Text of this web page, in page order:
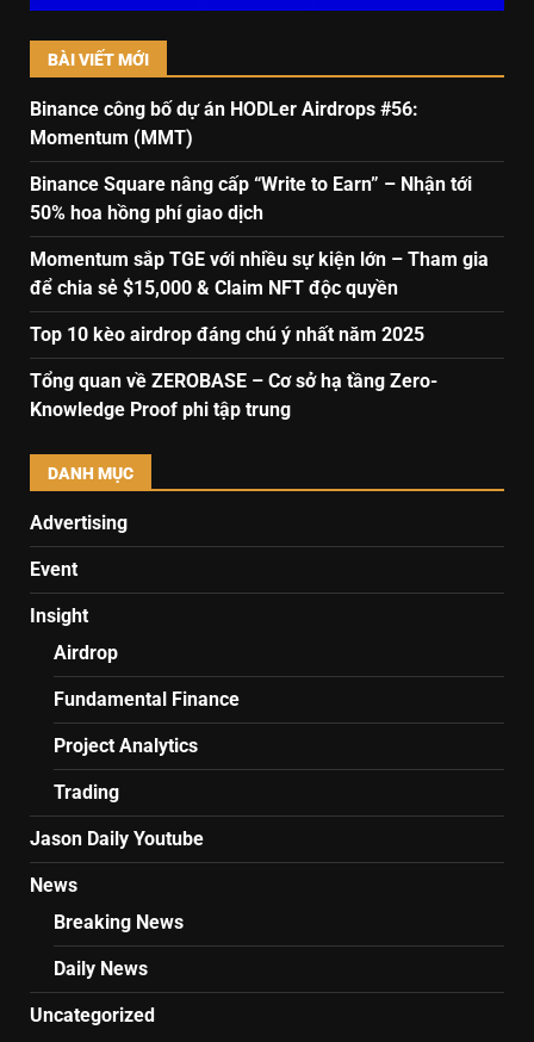
BÀI VIẾT MỚI
Binance công bố dự án HODLer Airdrops #56:
Momentum (MMT)
Binance Square nâng cấp “Write to Earn” – Nhận tới
50% hoa hồng phí giao dịch
Momentum sắp TGE với nhiều sự kiện lớn – Tham gia
để chia sẻ $15,000 & Claim NFT độc quyền
Top 10 kèo airdrop đáng chú ý nhất năm 2025
Tổng quan về ZEROBASE – Cơ sở hạ tầng Zero-
Knowledge Proof phi tập trung
DANH MỤC
Advertising
Event
Insight
Airdrop
Fundamental Finance
Project Analytics
Trading
Jason Daily Youtube
News
Breaking News
Daily News
Uncategorized